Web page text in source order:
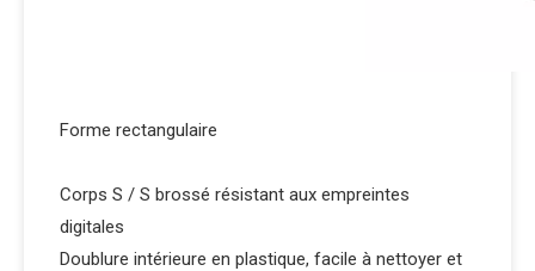
Forme rectangulaire
Corps S / S brossé résistant aux empreintes
digitales
Doublure intérieure en plastique, facile à nettoyer et